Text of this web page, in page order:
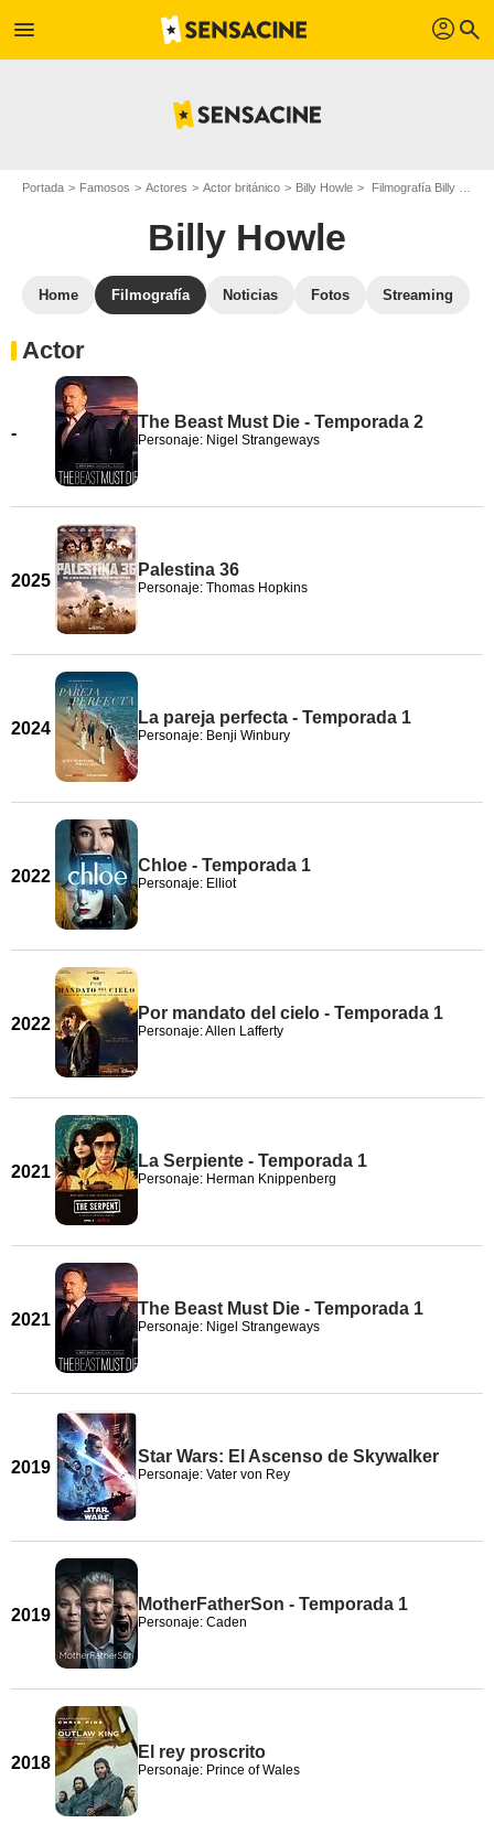
menu profil search
Portada Famosos Actores Actor británico Billy Howle Filmografía Billy Howle
Billy Howle
Home Filmografía Noticias Fotos Streaming
Actor
-
The Beast Must Die - Temporada 2
Personaje: Nigel Strangeways
2025
Palestina 36
Personaje: Thomas Hopkins
2024
La pareja perfecta - Temporada 1
Personaje: Benji Winbury
2022
Chloe - Temporada 1
Personaje: Elliot
2022
Por mandato del cielo - Temporada 1
Personaje: Allen Lafferty
2021
La Serpiente - Temporada 1
Personaje: Herman Knippenberg
2021
The Beast Must Die - Temporada 1
Personaje: Nigel Strangeways
2019
Star Wars: El Ascenso de Skywalker
Personaje: Vater von Rey
2019
MotherFatherSon - Temporada 1
Personaje: Caden
2018
El rey proscrito
Personaje: Prince of Wales